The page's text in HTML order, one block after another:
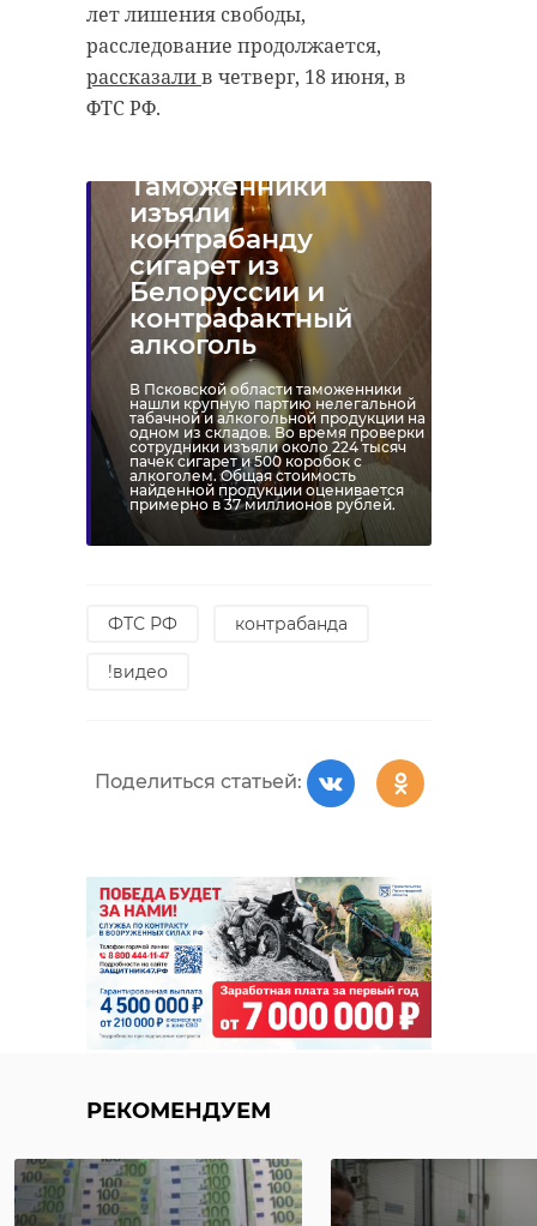
лет лишения свободы,
расследование продолжается,
рассказалив четверг, 18 июня, в
ФТС РФ.
Таможенники
изъяли
контрабанду
сигарет из
Белоруссии и
контрафактный
алкоголь
В Псковской области таможенники
нашли крупную партию нелегальной
табачной и алкогольной продукции на
одном из складов. Во время проверки
сотрудники изъяли около 224 тысяч
пачек сигарет и 500 коробок с
алкоголем. Общая стоимость
найденной продукции оценивается
примерно в 37 миллионов рублей.
ФТС РФ контрабанда
!видео
Поделиться статьей:
РЕКОМЕНДУЕМ